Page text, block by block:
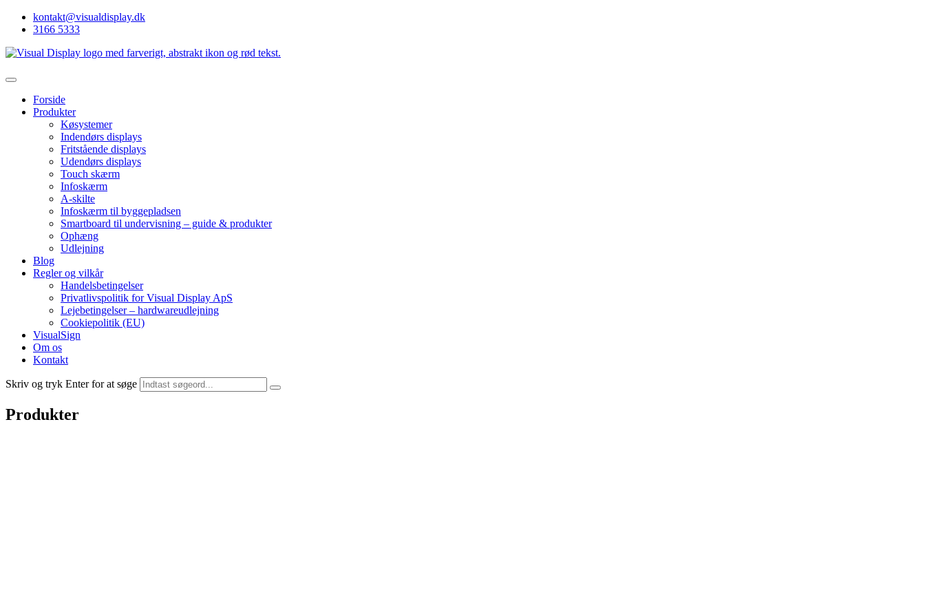
kontakt@visualdisplay.dk
3166 5333
Forside
Produkter
Køsystemer
Indendørs displays
Fritstående displays
Udendørs displays
Touch skærm
Infoskærm
A-skilte
Infoskærm til byggepladsen
Smartboard til undervisning – guide & produkter
Ophæng
Udlejning
Blog
Regler og vilkår
Handelsbetingelser
Privatlivspolitik for Visual Display ApS
Lejebetingelser – hardwareudlejning
Cookiepolitik (EU)
VisualSign
Om os
Kontakt
Skriv og tryk Enter for at søge
Produkter